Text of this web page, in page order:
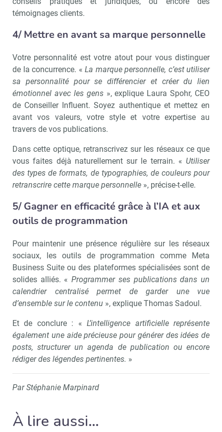
témoignages clients.
4/ Mettre en avant sa marque personnelle
Votre personnalité est votre atout pour vous distinguer
de la concurrence. « La marque personnelle, c’est utiliser
sa personnalité pour se différencier et créer du lien
émotionnel avec les gens», explique Laura Spohr, CEO
de Conseiller Influent. Soyez authentique et mettez en
avant vos valeurs, votre style et votre expertise au
travers de vos publications.
Dans cette optique, retranscrivez sur les réseaux ce que
vous faites déjà naturellement sur le terrain. « Utiliser
des types de formats, de typographies, de couleurs pour
retranscrire cette marque personnelle », précise-t-elle.
5/ Gagner en efficacité grâce à l’IA et aux
outils de programmation
Pour maintenir une présence régulière sur les réseaux
sociaux, les outils de programmation comme Meta
Business Suite ou des plateformes spécialisées sont de
solides alliés. «Programmer ses publications dans un
calendrier centralisé permet de garder une vue
d’ensemble sur le contenu », explique Thomas Sadoul.
Et de conclure : «L’intelligence artificielle représente
également une aide précieuse pour générer des idées de
posts, structurer un agenda de publication ou encore
rédiger des légendes pertinentes. »
Par Stéphanie Marpinard
À lire aussi…
Recevoir Immo Matin
Non merci, je reçois déjà
!
Je déciderai plus
tard